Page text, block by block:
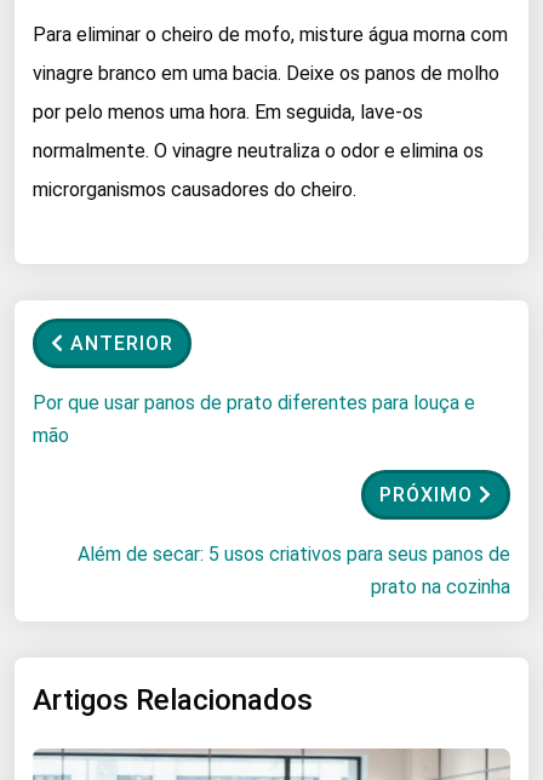
Para eliminar o cheiro de mofo, misture água morna com
vinagre branco em uma bacia. Deixe os panos de molho
por pelo menos uma hora. Em seguida, lave-os
normalmente. O vinagre neutraliza o odor e elimina os
microrganismos causadores do cheiro.
ANTERIOR
Por que usar panos de prato diferentes para louça e
mão
PRÓXIMO
Além de secar: 5 usos criativos para seus panos de
prato na cozinha
Artigos Relacionados